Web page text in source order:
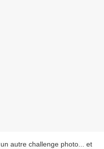
, un autre challenge photo... et